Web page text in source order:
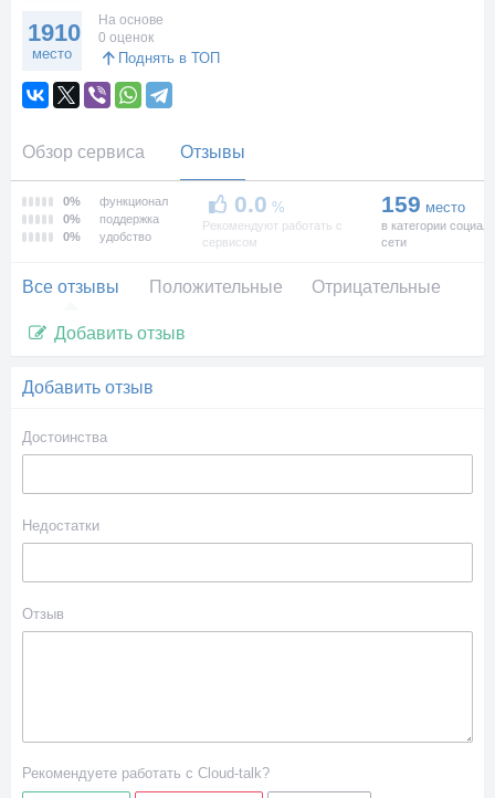
1910
место
На основе
0 оценок
Поднять в ТОП
Обзор сервиса Отзывы
0%
функционал
0%
поддержка
0%
удобство
0.0 %
Рекомендуют работать с
сервисом
159 место
в категории
сети
Все отзывы Положительные Отрицательные
Добавить отзыв
Добавить отзыв
Достоинства
Недостатки
Отзыв
Рекомендуете работать с Cloud-talk?